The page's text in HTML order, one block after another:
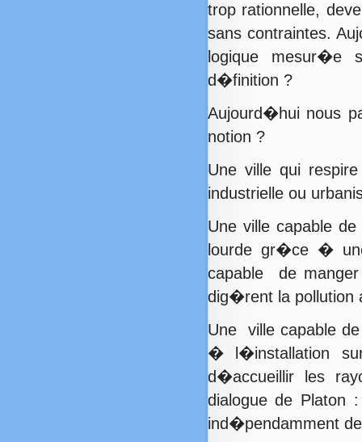
trop rationnelle,
sans contraintes.
logique
d�finition ?
Aujourd�hui nous
notion ?
Une ville qui
industrielle ou
Une ville capable
lourde gr�ce �
capable de
dig�rent la pollution
Une ville capable
� l�installation
d�accueillir les
dialogue de Platon
ind�pendamment